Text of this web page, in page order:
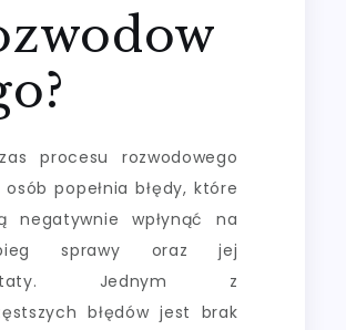
procesu rozwodowego
osób popełnia błędy, które
negatywnie wpłynąć na
sprawy oraz jej
Jednym z
błędów jest brak